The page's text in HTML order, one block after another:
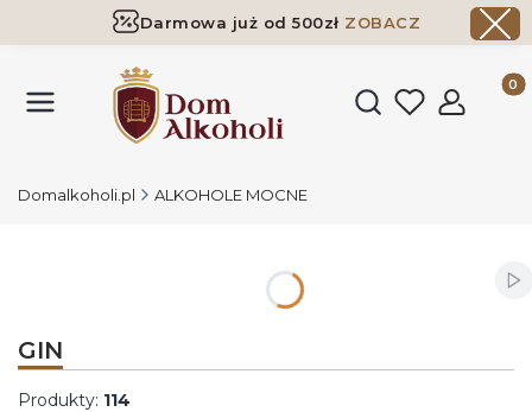
Darmowa już od 500zł ZOBACZ
Otwórz
Domalkoholi.pl ALKOHOLE MOCNE
GIN
Produkty: 114